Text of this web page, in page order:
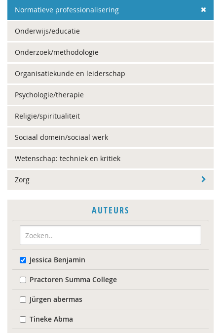
Normatieve professionalisering
Onderwijs/educatie
Onderzoek/methodologie
Organisatiekunde en leiderschap
Psychologie/therapie
Religie/spiritualiteit
Sociaal domein/sociaal werk
Wetenschap: techniek en kritiek
Zorg
AUTEURS
Jessica Benjamin
Practoren Summa College
Jürgen abermas
Tineke Abma